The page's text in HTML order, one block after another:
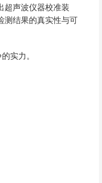
超声波仪器校准装
测结果的真实性与可
实力。